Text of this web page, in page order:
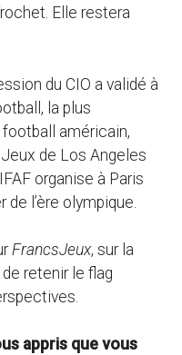
Elle restera
du CIO a validé à
la plus
américain,
de Los Angeles
organise à Paris
l’ère olympique.
FrancsJeux, sur la
retenir le flag
appris que vous